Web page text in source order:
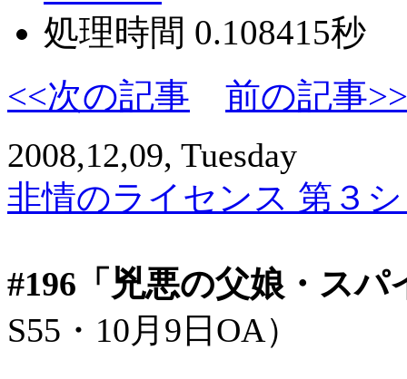
処理時間 0.108415秒
<<次の記事
前の記事>>
2008,12,09, Tuesday
非情のライセンス 第３
#196「兇悪の父娘・ス
S55・10月9日OA）